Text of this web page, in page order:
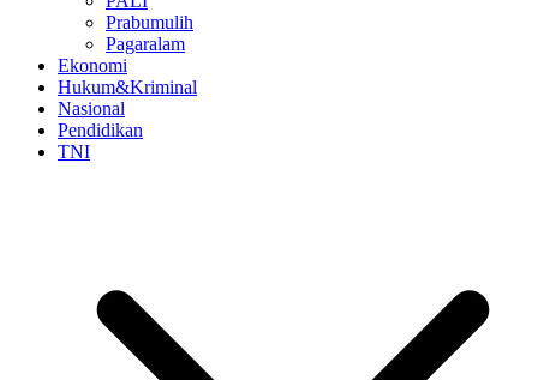
Prabumulih
Pagaralam
Ekonomi
Hukum&Kriminal
Nasional
Pendidikan
TNI